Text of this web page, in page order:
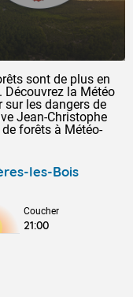
sont de plus en
Découvrez la Météo
les dangers de
Jean-Christophe
forêts à Météo-
les-Bois
Coucher
21:00